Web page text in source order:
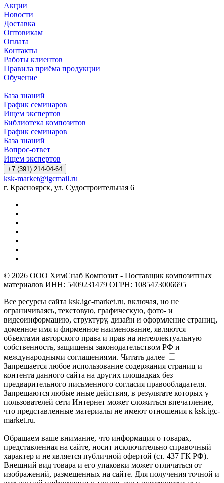
Акции
Новости
Доставка
Оптовикам
Оплата
Контакты
Работы клиентов
Правила приёма продукции
Обучение
База знаний
График семинаров
Ищем экспертов
Библиотека композитов
График семинаров
База знаний
Вопрос-ответ
Ищем экспертов
+7 (391) 214-04-64
ksk-market@igcmail.ru
г. Красноярск, ул. Судостроительная 6
© 2026 ООО ХимСнаб Композит - Поставщик композитных
материалов ИНН: 5409231479 ОГРН: 1085473006695
Все ресурсы сайта ksk.igc-market.ru, включая, но не
ограничиваясь, текстовую, графическую, фото- и
видеоинформацию, структуру, дизайн и оформление страниц,
доменное имя и фирменное наименование, являются
объектами авторского права и прав на интеллектуальную
собственность, защищены законодательством РФ и
международными соглашениями. Читать далее
Запрещается любое использование содержания страниц и
контента данного сайта на других площадках без
предварительного письменного согласия правообладателя.
Запрещаются любые иные действия, в результате которых у
пользователей сети Интернет может сложиться впечатление,
что представленные материалы не имеют отношения к ksk.igc-
market.ru.
Обращаем ваше внимание, что информация о товарах,
представленная на сайте, носит исключительно справочный
характер и не является публичной офертой (ст. 437 ГК РФ).
Внешний вид товара и его упаковки может отличаться от
изображений, размещенных на сайте. Для получения точной и